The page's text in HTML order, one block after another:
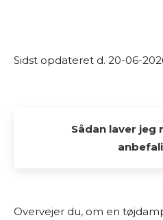
Sidst opdateret d. 20-06-
Sådan laver jeg
fra min side. Jeg elsker at
Overvejer du, om en